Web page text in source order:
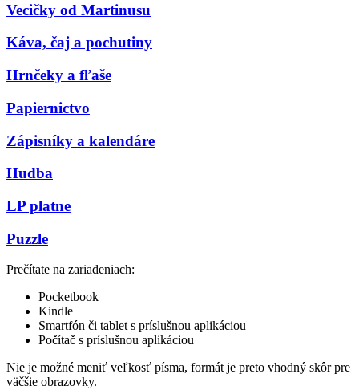
Vecičky od Martinusu
Káva, čaj a pochutiny
Hrnčeky a fľaše
Papiernictvo
Zápisníky a kalendáre
Hudba
LP platne
Puzzle
Prečítate na zariadeniach:
Pocketbook
Kindle
Smartfón či tablet s príslušnou aplikáciou
Počítač s príslušnou aplikáciou
Nie je možné meniť veľkosť písma, formát je preto vhodný skôr pre
väčšie obrazovky.